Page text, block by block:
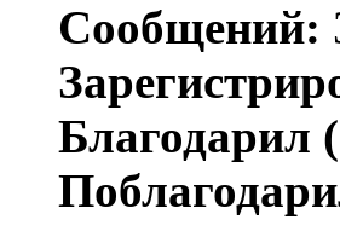
Сообщений:
Благодарил